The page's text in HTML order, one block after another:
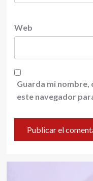
Web
Guarda mi
este navegador